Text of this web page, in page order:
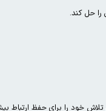
را حل کند.